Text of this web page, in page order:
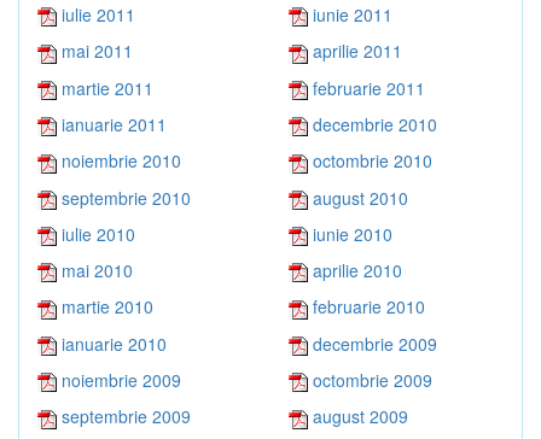
iulie 2011
iunie 2011
mai 2011
aprilie 2011
martie 2011
februarie 2011
ianuarie 2011
decembrie 2010
noiembrie 2010
octombrie 2010
septembrie 2010
august 2010
iulie 2010
iunie 2010
mai 2010
aprilie 2010
martie 2010
februarie 2010
ianuarie 2010
decembrie 2009
noiembrie 2009
octombrie 2009
septembrie 2009
august 2009